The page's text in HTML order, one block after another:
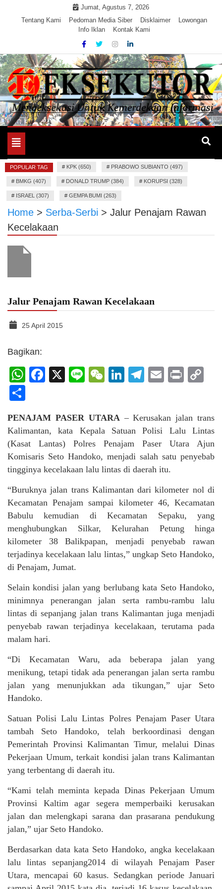
Jumat, Agustus 7, 2026
Tentang Kami
Pedoman Media Siber Disklaimer
Lowongan
Info Iklan
Kontak Kami
EKSEKUTOR
Mengeksekusi Berita Untuk Kemerdekaan dan Keadilan
Toggle
navigation
POPULAR TAG # KPK (650) # PRABOWO SUBIANTO (497)
# BMKG (407) # DONALD TRUMP (384) # KORUPSI (328)
# ISRAEL (307) # GEMPA BUMI (263)
Home > Serba-Serbi > Jalur Penajam Rawan
Kecelakaan
Jalur Penajam Rawan Kecelakaan
25 April 2015
Bagikan:
WhatsApp
Facebook
X LineWeChat
LinkedIn
Telegram
Email
Print
PENAJAM PASER UTARA– Kerusakan jalan trans
Kalimantan, kata Kepala Satuan Polisi Lalu Lintas
(Kasat Lantas) Polres Penajam Paser Utara Ajun
Komisaris Seto Handoko, menjadi salah satu penyebab
tingginya kecelakaan lalu lintas di daerah itu.
“Buruknya jalan trans Kalimantan dari kilometer nol di
Kecamatan Penajam sampai kilometer 46, Kecamatan
Babulu kemudian di Kecamatan Sepaku, yang
menghubungkan Silkar, Kelurahan Petung hinga
kilometer 38 Balikpapan, menjadi penyebab rawan
terjadinya kecelakaan lalu lintas,” ungkap Seto Handoko,
di Penajam, Jumat.
Selain kondisi jalan yang berlubang kata Seto Handoko,
minimnya penerangan jalan serta rambu-rambu lalu
lintas di sepanjang jalan trans Kalimantan juga menjadi
penyebab rawan terjadinya kecelakaan, terutama pada
malam hari.
“Di Kecamatan Waru, ada beberapa jalan yang
menikung, tetapi tidak ada penerangan jalan serta rambu
jalan yang menunjukkan ada tikungan,” ujar Seto
Handoko.
Satuan Polisi Lalu Lintas Polres Penajam Paser Utara
tambah Seto Handoko, telah berkoordinasi dengan
Pemerintah Provinsi Kalimantan Timur, melalui Dinas
Pekerjaan Umum, terkait kondisi jalan trans Kalimantan
yang terbentang di daerah itu.
“Kami telah meminta kepada Dinas Pekerjaan Umum
Provinsi Kaltim agar segera memperbaiki kerusakan
jalan dan melengkapi sarana dan prasarana pendukung
jalan,” ujar Seto Handoko.
Berdasarkan data kata Seto Handoko, angka kecelakaan
lalu lintas sepanjang2014 di wilayah Penajam Paser
Utara, mencapai 60 kasus. Sedangkan periode Januari